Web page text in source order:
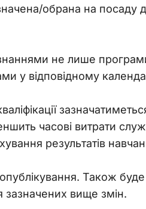
обрана на посаду
не лише
у відповідному
часові витрати
результатів
Також
зазначених вище змін.